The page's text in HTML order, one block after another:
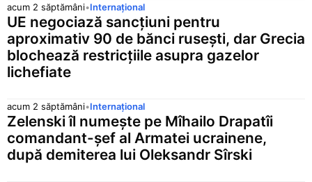
PHP
Peso filipinez
0,0749 lei
PLN
Zlot polonez
1,2078 lei ▼ 0,0010
RUB
Rublă rusă
0,0564 lei ▲ 0,0002
SEK
acum 2 săptămâni•Internațional
UE negociază sancțiuni pentru
aproximativ 90 de bănci rusești, dar Grecia
blochează restricțiile asupra gazelor
lichefiate
acum 2 săptămâni•Internațional
Zelenski îl numește pe Mîhailo Drapatîi
comandant-șef al Armatei ucrainene,
după demiterea lui Oleksandr Sîrski